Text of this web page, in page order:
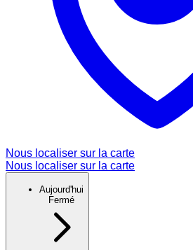
Nous localiser sur la carte
Nous localiser sur la carte
Aujourd'hui
Fermé